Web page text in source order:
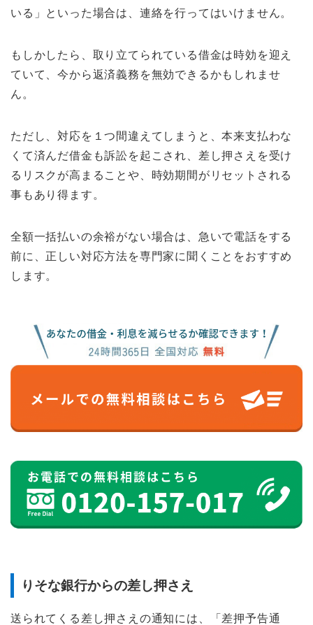
いる」といった場合は、連絡を行ってはいけません。
もしかしたら、取り立てられている借金は時効を迎え
ていて、今から返済義務を無効できるかもしれませ
ん。
ただし、対応を１つ間違えてしまうと、本来支払わな
くて済んだ借金も訴訟を起こされ、差し押さえを受け
るリスクが高まることや、時効期間がリセットされる
事もあり得ます。
全額一括払いの余裕がない場合は、急いで電話をする
前に、正しい対応方法を専門家に聞くことをおすすめ
します。
りそな銀行からの差し押さえ
送られてくる差し押さえの通知には、「差押予告通